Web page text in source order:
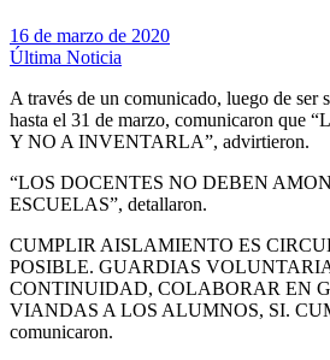
16 de marzo de 2020
Última Noticia
A través de un comunicado, luego de ser
hasta el 31 de marzo, comunicaron que
Y NO A INVENTARLA”, advirtieron.
“LOS DOCENTES NO DEBEN
ESCUELAS”, detallaron.
CUMPLIR AISLAMIENTO ES
POSIBLE. GUARDIAS
CONTINUIDAD, COLABORAR EN
VIANDAS A LOS ALUMNOS, SI.
comunicaron.